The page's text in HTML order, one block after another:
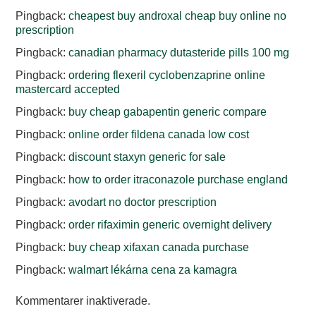
Pingback:cheapest buy androxal cheap buy online no
prescription
Pingback:canadian pharmacy dutasteride pills 100 mg
Pingback:ordering flexeril cyclobenzaprine online
mastercard accepted
Pingback: buy cheap gabapentin generic compare
Pingback:online order fildena canada low cost
Pingback:discount staxyn generic for sale
Pingback: how to order itraconazole purchase england
Pingback:avodart no doctor prescription
Pingback:order rifaximin generic overnight delivery
Pingback: buy cheap xifaxan canada purchase
Pingback:walmart lékárna cena za kamagra
Kommentarer inaktiverade.